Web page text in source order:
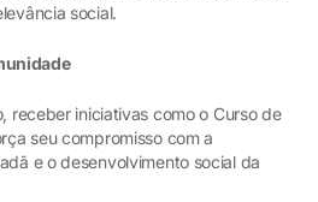
social.
receber iniciativas como o Curso de
seu compromisso com a
e o desenvolvimento social da